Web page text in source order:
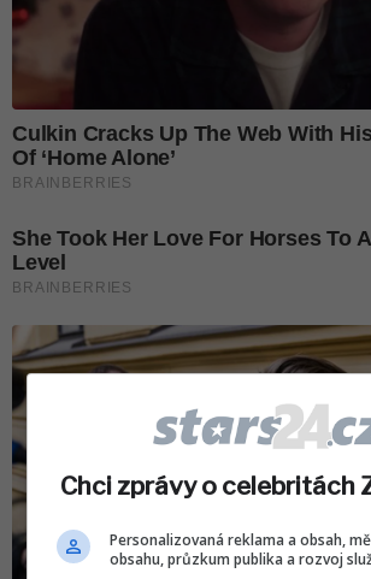
Chci zprávy o celebritách
Personalizovaná reklama a obsah,
obsahu, průzkum publika a rozvoj